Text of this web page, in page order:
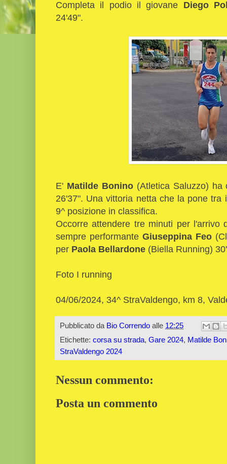
Completa il podio il giovane Diego
24'49".
E' Matilde Bonino(Atletica Saluzzo) ha
26'37". Una vittoria netta che la pone
9^ posizione in classifica.
Occorre attendere tre minuti per l'arrivo
sempre performanteGiuseppina Feo
per Paola Bellardone (Biella Running)
Foto I running
04/06/2024, 34^ StraValdengo, km 8,
Pubblicato da Bio Correndo alle 12:25
Etichette: corsa su strada, Gare 2024, Matilde
StraValdengo 2024
Nessun commento:
Posta un commento